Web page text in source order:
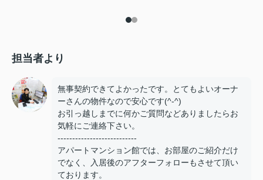
担当者より
無事契約できてよかったです。とてもよいオーナ
ーさんの物件なので安心です(^-^)
お引っ越しまでに何かご質問などありましたらお
気軽にご連絡下さい。
---------------------------
アパートマンション館では、お部屋のご紹介だけ
でなく、入居後のアフターフォローもさせて頂い
ております。